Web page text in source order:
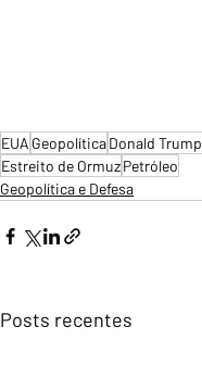
EUA GeopolíticaDonald Trump
Estreito de OrmuzPetróleo
Geopolítica e Defesa
Posts recentes